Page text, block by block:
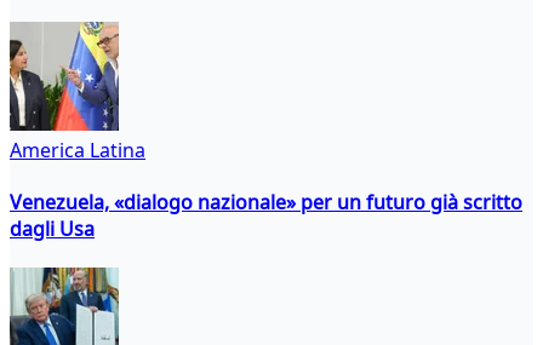
America Latina
Venezuela, «dialogo nazionale» per un futuro già scritto
dagli Usa